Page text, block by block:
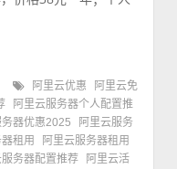
阿里云优惠
阿里云免
阿里云服务器个人配置推
务器优惠2025
阿里云服务
租用
阿里云服务器租用
服务器配置推荐
阿里云活